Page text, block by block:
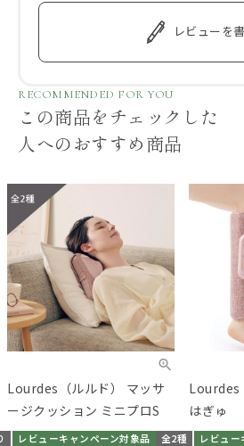
レビューを
RECOMMENDED FOR YOU
この商品をチェックした
人へのおすすめ商品
Lourdes（ルルド） マッサ
ージクッション ミニプロS
レビューキャンペーン対象品 全2種
Lourdes
はぎゅ
レビュ